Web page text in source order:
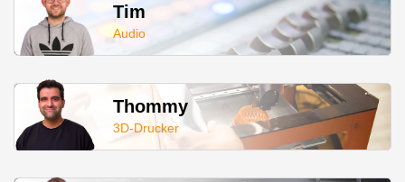
Tim
Audio
Thommy
3D-Drucker